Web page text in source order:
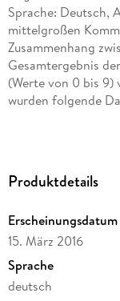
Sprache: Deutsch,
mittelgroßen
Zusammenhang
Gesamtergebnis
(Werte von 0 bis 9)
wurden folgende
Wie beurteilen Sie
In der Verwaltung
welche Tendenzen
beobachten sind.
Quartalen 1 bis 4
Produktdetails
Erscheinungsdatum
15. März 2016
Sprache
deutsch